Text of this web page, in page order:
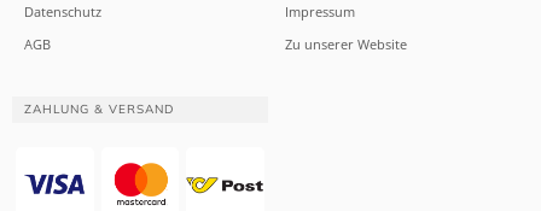
Datenschutz
AGB
Impressum
Zu unserer Website
ZAHLUNG & VERSAND